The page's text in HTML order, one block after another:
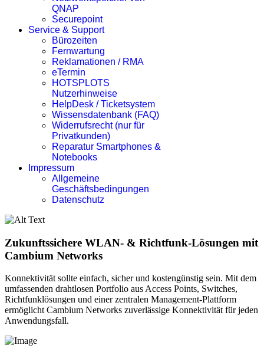
QNAP
Securepoint
Service & Support
Bürozeiten
Fernwartung
Reklamationen / RMA
eTermin
HOTSPLOTS
Nutzerhinweise
HelpDesk / Ticketsystem
Wissensdatenbank (FAQ)
Widerrufsrecht (nur für
Privatkunden)
Reparatur Smartphones &
Notebooks
Impressum
Allgemeine
Geschäftsbedingungen
Datenschutz
Zukunftssichere WLAN- & Richtfunk-Lösungen mit
Cambium Networks
Konnektivität sollte einfach, sicher und kostengünstig sein. Mit dem
umfassenden drahtlosen Portfolio aus Access Points, Switches,
Richtfunklösungen und einer zentralen Management-Plattform
ermöglicht Cambium Networks zuverlässige Konnektivität für jeden
Anwendungsfall.